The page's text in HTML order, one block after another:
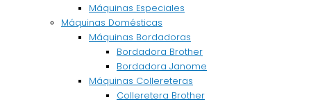
Máquinas Especiales
Máquinas Domésticas
Máquinas Bordadoras
Bordadora Brother
Bordadora Janome
Máquinas Collereteras
Colleretera Brother